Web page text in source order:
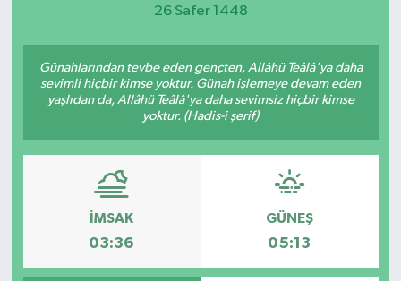
26 Safer 1448
Günahlarından tevbe eden gençten, Allâhü Teâlâ'ya daha
sevimli hiçbir kimse yoktur. Günah işlemeye devam eden
yaşlıdan da, Allâhü Teâlâ'ya daha sevimsiz hiçbir kimse
yoktur. (Hadis-i şerif)
İMSAK
03:36
GÜNEŞ
05:13